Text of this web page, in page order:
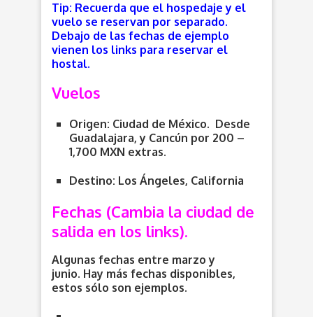
Tip: Recuerda que el hospedaje y el
vuelo se reservan por separado.
Debajo de las fechas de ejemplo
vienen los links para reservar el
hostal.
Vuelos
Origen: Ciudad de México. Desde
Guadalajara, y Cancún por 200 –
1,700 MXN extras.
Destino: Los Ángeles, California
Fechas (Cambia la ciudad de
salida en los links).
Algunas fechas entre marzo y
junio. Hay más fechas disponibles,
estos sólo son ejemplos.